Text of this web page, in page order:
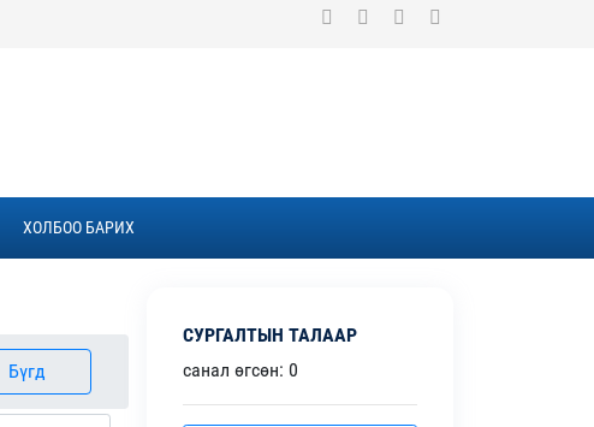
ХОЛБОО БАРИХ
Бүгд
СУРГАЛТЫН ТАЛААР
санал өгсөн: 0